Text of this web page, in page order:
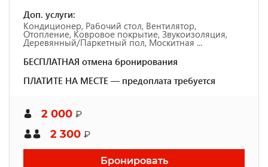
Доп. услуги:
Кондиционер, Рабочий стол, Вентилятор,
Отопление, Ковровое покрытие, Звукоизоляция,
Деревянный/Паркетный пол, Москитная ...
БЕСПЛАТНАЯ отмена бронирования
ПЛАТИТЕ НА МЕСТЕ — предоплата требуется
2 000 ₽
2 300 ₽
Бронировать